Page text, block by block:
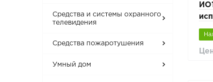
Средства и системы охранного
телевидения
Средства пожаротушения
Умный дом